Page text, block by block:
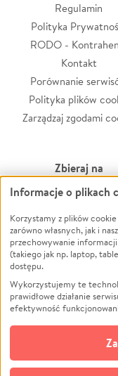
Regulamin
Polityka
RODO -
Kontakt
Porównanie
Polityka plików
Zarządzaj zgodami
Zbieraj na
Leczenie
Zwierzęta
Pożar
Ukraina
Pomoc Finansowa
Projekty
Pogrzeb
Społeczność
Kultura
Informacje o plikach
Korzystamy z plików
zarówno własnych, jak i
przechowywanie
(takiego jak np. laptop,
dostępu.
Wykorzystujemy te
prawidłowe działanie
efektywność
technologii do celów
zgodę na ich stosowanie